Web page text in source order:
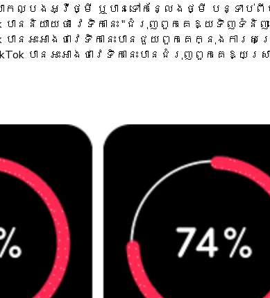
កល្បងអ្វីថ្មី ឬបានទៅកន្លែងថ្មី បន្ទាប់ពីបា
បាននិយាយថា វេទិកានេះ "ជំរុញពួកគេឱ្យទិញទំ
បានអះអាងថាវេទិកានេះបានជួយពួកគេក្នុងក
បានអះអាងថាវេទិកានេះបានជំរុញពួកគ